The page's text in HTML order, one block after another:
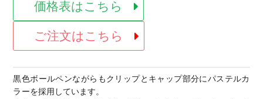
価格表はこちら
ご注文はこちら
黒色ボールペンながらもクリップとキャップ部分にパステルカ
ラーを採用しています。